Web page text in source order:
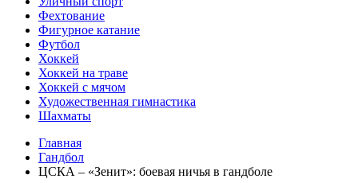
Фехтование
Фигурное катание
Футбол
Хоккей
Хоккей на траве
Хоккей с мячом
Художественная гимнастика
Шахматы
Главная
Гандбол
ЦСКА – «Зенит»: боевая ничья в гандболе